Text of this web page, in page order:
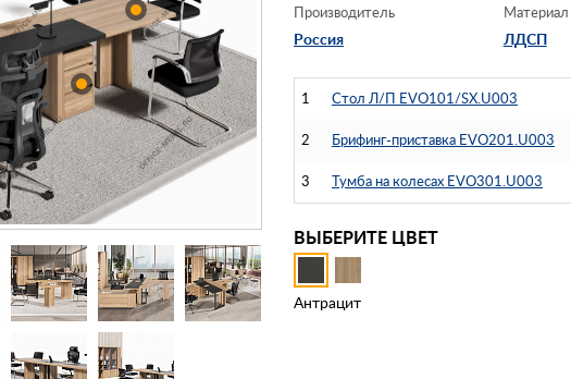
Производитель
Россия
Материал
ЛДСП
1 Стол Л/П EVO101/SX.U003
2 Брифинг-приставка EVO201.U003
3 Тумба на колесах EVO301.U003
ВЫБЕРИТЕ ЦВЕТ
Антрацит